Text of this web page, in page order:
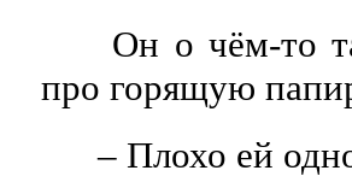
Он о чём-то
про горящую
– Плохо ей